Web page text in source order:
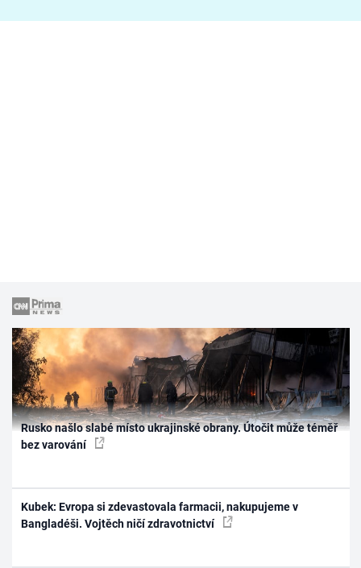
Rusko našlo slabé místo ukrajinské obrany. Útočit může téměř
bez varování
Kubek: Evropa si zdevastovala farmacii, nakupujeme v
Bangladéši. Vojtěch ničí zdravotnictví